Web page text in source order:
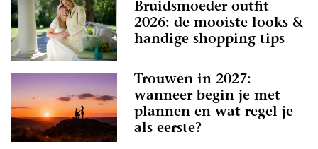
Bruidsmoeder outfit
2026: de mooiste looks &
handige shopping tips
Trouwen in 2027:
wanneer begin je met
plannen en wat regel je
als eerste?